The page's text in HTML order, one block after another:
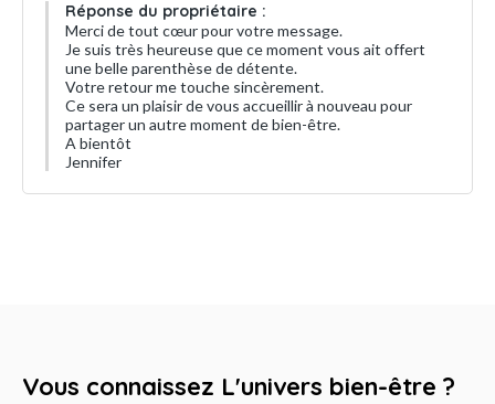
Réponse du propriétaire :
Merci de tout cœur pour votre message.
Je suis très heureuse que ce moment vous ait offert
une belle parenthèse de détente.
Votre retour me touche sincèrement.
Ce sera un plaisir de vous accueillir à nouveau pour
partager un autre moment de bien-être.
A bientôt
Jennifer
Vous connaissez L'univers bien-être ?